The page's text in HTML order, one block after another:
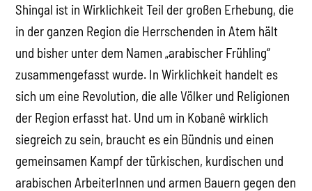
Shingal ist in Wirklichkeit Teil der großen Erhebung, die
in der ganzen Region die Herrschenden in Atem hält
und bisher unter dem Namen „arabischer Frühling“
zusammengefasst wurde. In Wirklichkeit handelt es
sich um eine Revolution, die alle Völker und Religionen
der Region erfasst hat. Und um in Kobanê wirklich
siegreich zu sein, braucht es ein Bündnis und einen
gemeinsamen Kampf der türkischen, kurdischen und
arabischen ArbeiterInnen und armen Bauern gegen den